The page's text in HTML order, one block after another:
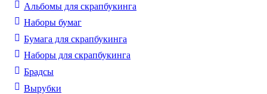
Альбомы для скрапбукинга
Наборы бумаг
Бумага для скрапбукинга
Наборы для скрапбукинга
Брадсы
Вырубки